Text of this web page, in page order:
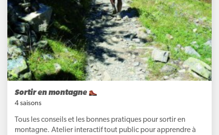
Sortir en montagne
4 saisons
Tous les conseils et les bonnes pratiques pour sortir en
montagne. Atelier interactif tout public pour apprendre à